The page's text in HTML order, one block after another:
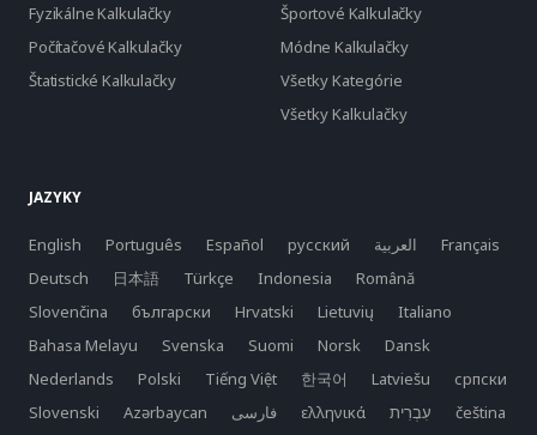
Fyzikálne Kalkulačky
Športové Kalkulačky
Počítačové Kalkulačky
Módne Kalkulačky
Štatistické Kalkulačky
Všetky Kategórie
Všetky Kalkulačky
JAZYKY
English Português Español русский العربية
Français
Deutsch
日本語 Türkçe Indonesia
Română
Slovenčina
български Hrvatski Lietuvių
Italiano
Bahasa Melayu
Svenska Suomi Norsk
Dansk
Nederlands
Polski Tiếng Việt 한국어 Latviešu
српски
Slovenski
Azərbaycan فارسی ελληνικά
čeština